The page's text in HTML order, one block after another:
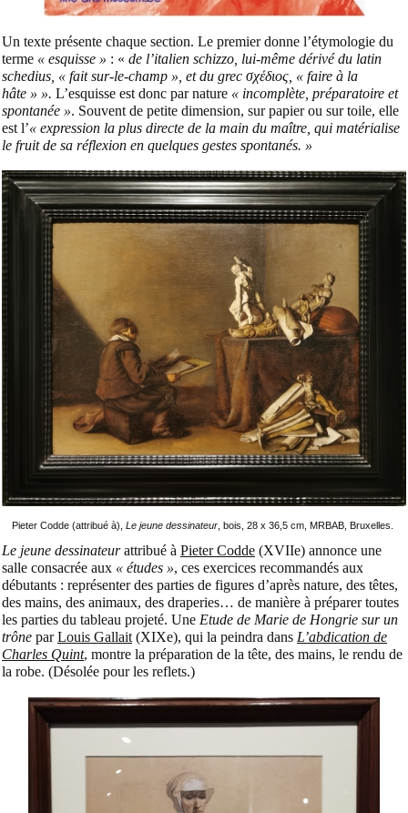
Un texte présente chaque section. Le premier donne l’étymologie du
terme « esquisse » : « de l’italien schizzo, lui-même dérivé du latin
schedius, « fait sur-le-champ », et du grec σχέδιος, « faire à la
hâte » ». L’esquisse est donc par nature « incomplète, préparatoire et
spontanée ». Souvent de petite dimension, sur papier ou sur toile, elle
est l’« expression la plus directe de la main du maître, qui matérialise
le fruit de sa réflexion en quelques gestes spontanés. »
Pieter Codde (attribué à), Le jeune dessinateur, bois, 28 x 36,5 cm, MRBAB, Bruxelles.
Le jeune dessinateurattribué à Pieter Codde (XVIIe) annonce une
salle consacrée aux « études », ces exercices recommandés aux
débutants : représenter des parties de figures d’après nature, des têtes,
des mains, des animaux, des draperies… de manière à préparer toutes
les parties du tableau projeté. Une Etude de Marie de Hongrie sur un
trône parLouis Gallait (XIXe), qui la peindra dans L’abdication de
Charles Quint, montre la préparation de la tête, des mains, le rendu de
la robe. (Désolée pour les reflets.)